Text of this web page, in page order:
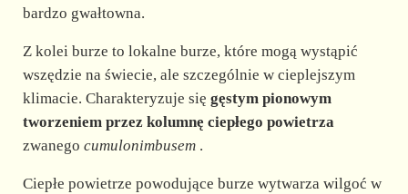
bardzo gwałtowna.
Z kolei burze to lokalne burze, które mogą wystąpić
wszędzie na świecie, ale szczególnie w cieplejszym
klimacie. Charakteryzuje się gęstym pionowym
tworzeniem przez kolumnę ciepłego powietrza
zwanego cumulonimbusem.
Ciepłe powietrze powodujące burze wytwarza wilgoć w